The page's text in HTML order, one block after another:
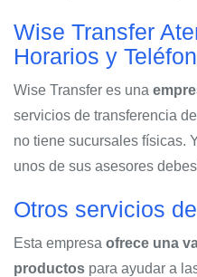
Wise Transfer
Horarios y
Wise Transfer es una
servicios de transferencia
no tiene sucursales físicas.
unos de sus asesores
Otros servicios
Esta empresa ofrece una
productos para ayudar a